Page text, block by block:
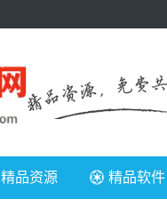
精品资源 精品软件